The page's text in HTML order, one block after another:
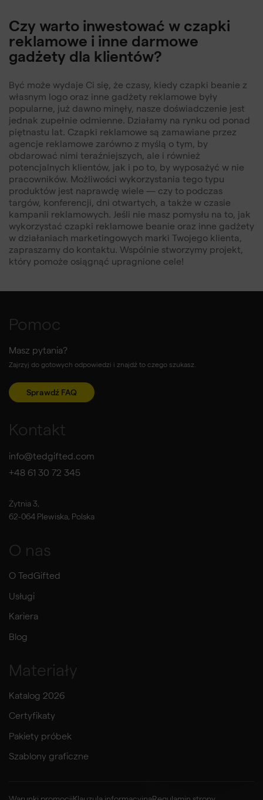
Czy warto inwestować w czapki
reklamowe i inne darmowe
gadżety dla klientów?
Być może wydaje Ci się, że czasy, kiedy czapki beanie z
własnym logo oraz inne gadżety reklamowe były
popularne, już dawno minęły, nasze doświadczenie jest
jednak zupełnie odmienne. Działamy na rynku od ponad
piętnastu lat. Czapki reklamowe są zamawiane przez
agencje reklamowe zarówno z myślą o tym, by
obdarować nimi teraźniejszych, ale i również
potencjalnych klientów, jak i po to, by wyposażyć w nie
pracowników. Możliwości wykorzystania tego typu
produktów jest naprawdę wiele — czy to podczas
targów, konferencji, dni otwartych, a także w czasie
kampanii reklamowych. Jeśli nie masz pomysłu na to, jak
wykorzystać czapki reklamowe beanie oraz inne gadżety
w działaniach marketingowych marki Twojego klienta,
zapraszamy do kontaktu. Wspólnie stworzymy projekt,
który pomoże osiągnąć upragnione cele!
Pomoc
Masz pytania?
Zajrzyj do gotowych odpowiedzi i znajdź to czego szukasz.
Sprawdź FAQ
Kontakt
info@tedgifted.com
+48 61 30 72 345
Żytnia 3,
62-064 Plewiska, Polska
O nas
O TedGifted
Usługi
Kariera
Blog
Materiały
Katalog 2026
Certyfikaty
Pakiety próbek
Szablony graficzne